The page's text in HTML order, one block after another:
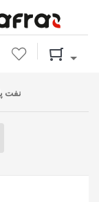
Wishlist
نفت